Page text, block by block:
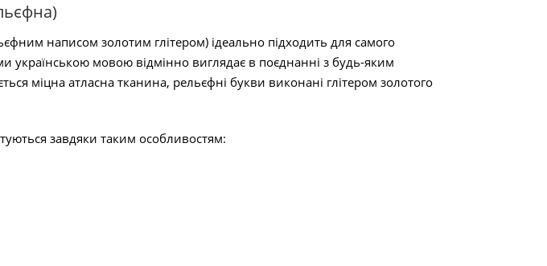
написом золотим глітером) ідеально підходить для самого
українською мовою відмінно виглядає в поєднанні з будь-яким
міцна атласна тканина, рельєфні букви виконані глітером золотого
завдяки таким особливостям: